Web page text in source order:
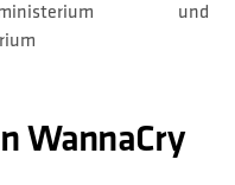
und
WannaCry